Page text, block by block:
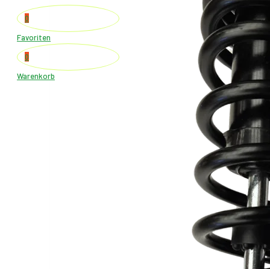
0
Favoriten
0
Warenkorb